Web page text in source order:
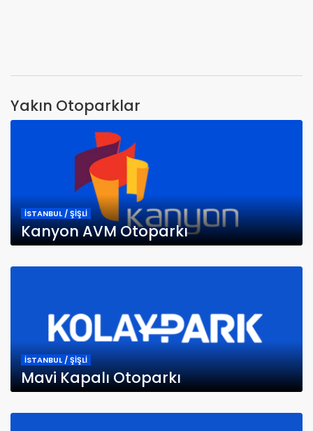
Yakın Otoparklar
İSTANBUL / ŞİŞLİ
Kanyon AVM Otoparkı
İSTANBUL / ŞİŞLİ
Mavi Kapalı Otoparkı